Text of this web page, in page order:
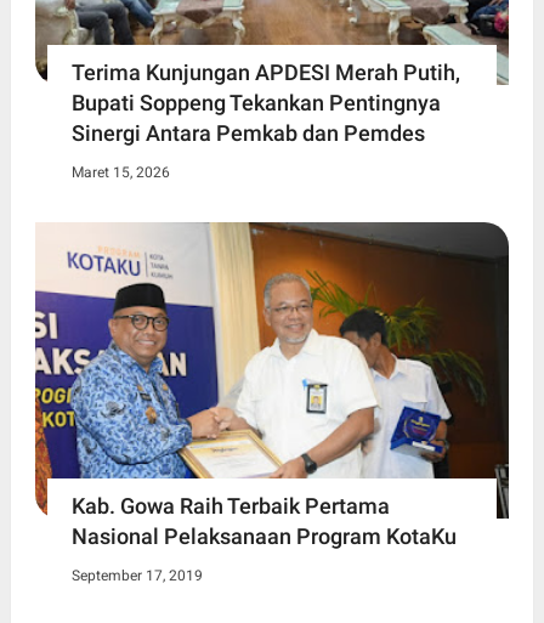
Terima Kunjungan APDESI Merah Putih,
Bupati Soppeng Tekankan Pentingnya
Sinergi Antara Pemkab dan Pemdes
Maret 15, 2026
Kab. Gowa Raih Terbaik Pertama
Nasional Pelaksanaan Program KotaKu
September 17, 2019